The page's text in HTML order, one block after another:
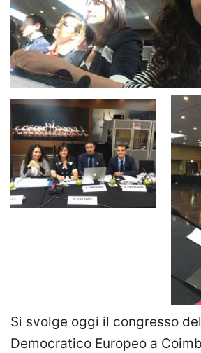
Si svolge oggi il congresso
Democratico Europeo a